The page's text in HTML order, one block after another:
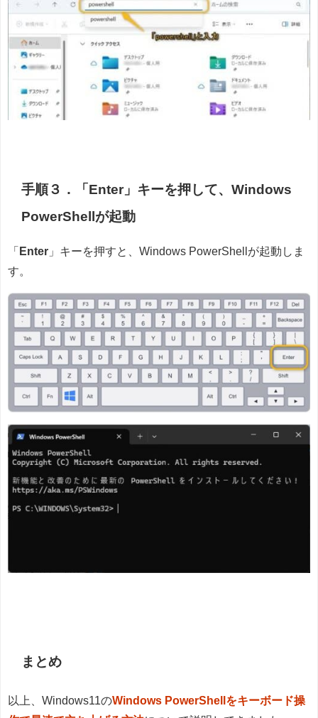
手順３．「Enter」キーを押して、Windows
PowerShellが起動
「 Enter 」キーを押すと、Windows PowerShellが起動しま
す。
まとめ
以上、Windows11のWindows PowerShellをキーボード操